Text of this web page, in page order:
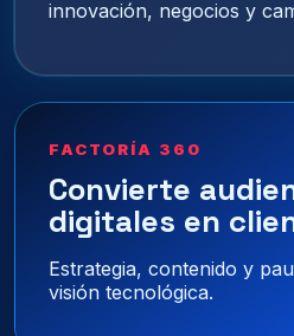
innovación, negocios y
FACTORÍA 360
Convierte
digitales en
Estrategia, contenido y
visión tecnológica.